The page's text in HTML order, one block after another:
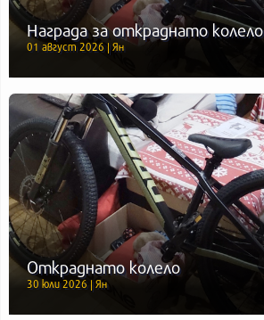
Награда за откраднато колело
01 август 2026 | Ян
Откраднато колело
30 юли 2026 | Ян